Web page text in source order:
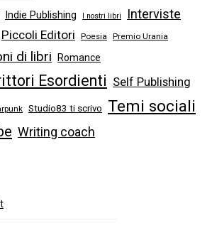
Indie Publishing I nostri libri Interviste
Piccoli Editori Poesia Premio Urania
di libri Romance
Esordienti Self Publishing
Studio83 ti scrivo Temi sociali
Writing coach